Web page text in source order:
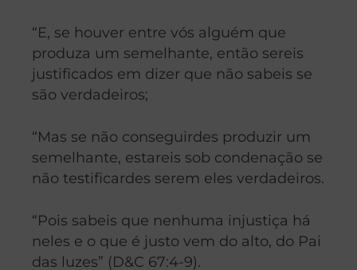
“E, se houver entre vós alguém que
produza um semelhante, então sereis
justificados em dizer que não sabeis se
são verdadeiros;
“Mas se não conseguirdes produzir um
semelhante, estareis sob condenação se
não testificardes serem eles verdadeiros.
“Pois sabeis que nenhuma injustiça há
neles e o que é justo vem do alto, do Pai
das luzes” (D&C 67:4-9).